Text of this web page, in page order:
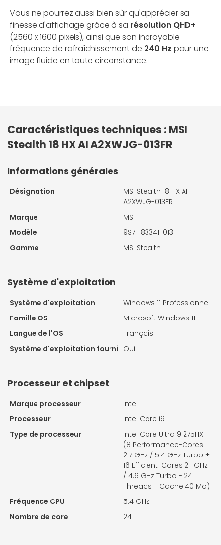
Vous ne pourrez aussi bien sûr qu'apprécier sa
finesse d'affichage grâce à sa résolution QHD+
(2560 x 1600 pixels), ainsi que son incroyable
fréquence de rafraîchissement de 240 Hz pour une
image fluide en toute circonstance.
Caractéristiques techniques : MSI
Stealth 18 HX AI A2XWJG-013FR
Informations générales
Désignation
MSI Stealth 18 HX AI
A2XWJG-013FR
Marque
MSI
Modèle
9S7-183341-013
Gamme
MSI Stealth
Système d'exploitation
Système d'exploitation
Windows 11 Professionnel
Famille OS
Microsoft Windows 11
Langue de l'OS
Français
Système d'exploitation fourni Oui
Processeur et chipset
Marque processeur
Intel
Processeur
Intel Core i9
Type de processeur
Intel Core Ultra 9 275HX
(8 Performance-Cores
2.7 GHz / 5.4 GHz Turbo +
16 Efficient-Cores 2.1 GHz
/ 4.6 GHz Turbo - 24
Threads - Cache 40 Mo)
Fréquence CPU
5.4 GHz
Nombre de core
24